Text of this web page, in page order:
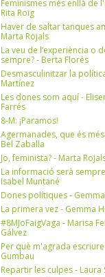
Feminismes més enllà de
Rita Roig
Haver de saltar tanques
Marta Rojals
La veu de l’experiència o
sempre? - Berta Florés
Desmasculinitzar la
Martínez
Les dones som aquí -
Farrés
8-M: ¡Paramos!
Agermanades, que és
Bel Zaballa
Jo, feminista? - Marta
La informació serà
Isabel Muntané
Dones polítiques -
La primera vez - Gemma
#8MJoFaigVaga - Marisa
Gálvez
Per què m'agrada escriure
Gumbau
Repartir les culpes - Laura